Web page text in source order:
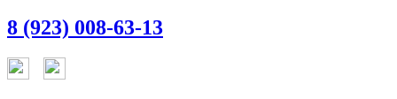
8 (923) 008-63-13